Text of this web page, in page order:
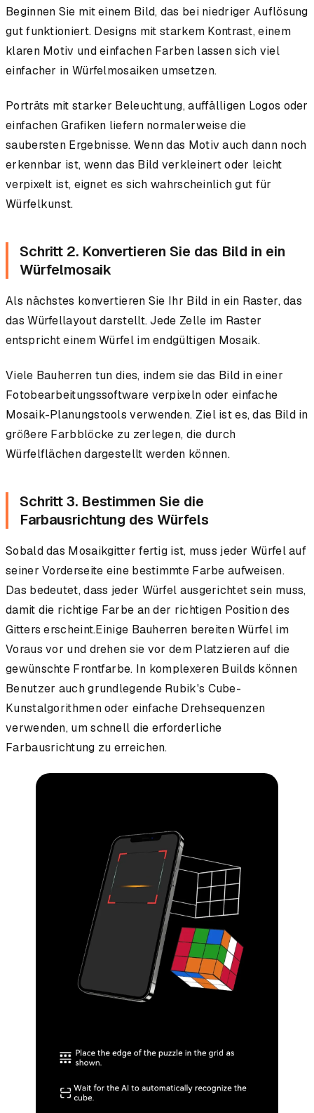
Beginnen Sie mit einem Bild, das bei niedriger Auflösung
gut funktioniert. Designs mit starkem Kontrast, einem
klaren Motiv und einfachen Farben lassen sich viel
einfacher in Würfelmosaiken umsetzen.
Porträts mit starker Beleuchtung, auffälligen Logos oder
einfachen Grafiken liefern normalerweise die
saubersten Ergebnisse. Wenn das Motiv auch dann noch
erkennbar ist, wenn das Bild verkleinert oder leicht
verpixelt ist, eignet es sich wahrscheinlich gut für
Würfelkunst.
Schritt 2. Konvertieren Sie das Bild in ein
Würfelmosaik
Als nächstes konvertieren Sie Ihr Bild in ein Raster, das
das Würfellayout darstellt. Jede Zelle im Raster
entspricht einem Würfel im endgültigen Mosaik.
Viele Bauherren tun dies, indem sie das Bild in einer
Fotobearbeitungssoftware verpixeln oder einfache
Mosaik-Planungstools verwenden. Ziel ist es, das Bild in
größere Farbblöcke zu zerlegen, die durch
Würfelflächen dargestellt werden können.
Schritt 3. Bestimmen Sie die
Farbausrichtung des Würfels
Sobald das Mosaikgitter fertig ist, muss jeder Würfel auf
seiner Vorderseite eine bestimmte Farbe aufweisen.
Das bedeutet, dass jeder Würfel ausgerichtet sein muss,
damit die richtige Farbe an der richtigen Position des
Gitters erscheint.Einige Bauherren bereiten Würfel im
Voraus vor und drehen sie vor dem Platzieren auf die
gewünschte Frontfarbe. In komplexeren Builds können
Benutzer auch grundlegende Rubik's Cube-
Kunstalgorithmen oder einfache Drehsequenzen
verwenden, um schnell die erforderliche
Farbausrichtung zu erreichen.